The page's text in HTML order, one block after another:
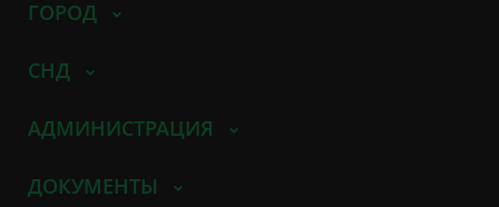
ГОРОД
СНД
АДМИНИСТРАЦИЯ
ДОКУМЕНТЫ